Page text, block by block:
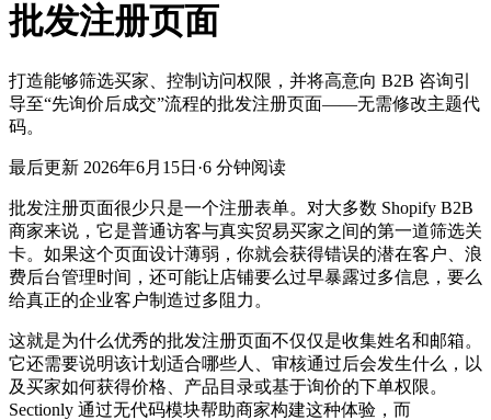
批发注册页面
打造能够筛选买家、控制访问权限，并将高意向 B2B 咨询引
导至“先询价后成交”流程的批发注册页面——无需修改主题代
码。
最后更新 2026年6月15日 ·6 分钟阅读
批发注册页面很少只是一个注册表单。对大多数 Shopify B2B
商家来说，它是普通访客与真实贸易买家之间的第一道筛选关
卡。如果这个页面设计薄弱，你就会获得错误的潜在客户、浪
费后台管理时间，还可能让店铺要么过早暴露过多信息，要么
给真正的企业客户制造过多阻力。
这就是为什么优秀的批发注册页面不仅仅是收集姓名和邮箱。
它还需要说明该计划适合哪些人、审核通过后会发生什么，以
及买家如何获得价格、产品目录或基于询价的下单权限。
Sectionly 通过无代码模块帮助商家构建这种体验，而